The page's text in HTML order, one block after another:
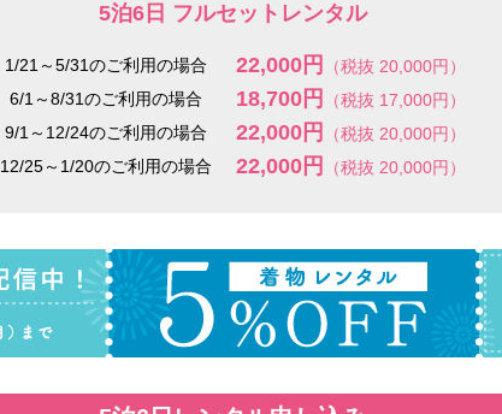
5泊6日 フルセットレンタル
1/21～5/31のご利用の場合 22,000円
（税抜 20,000円）
6/1～8/31のご利用の場合
18,700円
（税抜 17,000円）
9/1～12/24のご利用の場合
22,000円
（税抜 20,000円）
12/25～1/20のご利用の場合
22,000円 （税抜 20,000円）